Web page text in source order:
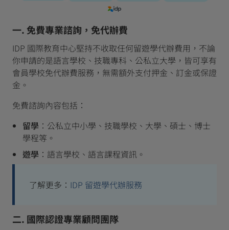
一. 免費專業諮詢，免代辦費
IDP 國際教育中心堅持不收取任何留遊學代辦費用，不論
你申請的是語言學校、技職專科、公私立大學，皆可享有
會員學校免代辦費服務，無需額外支付押金、訂金或保證
金。
免費諮詢內容包括：
留學 ：公私立中小學、技職學校、大學、碩士、博士
學程等。
遊學 ：語言學校、語言課程資訊。
了解更多： IDP 留遊學代辦服務
二. 國際認證專業顧問團隊